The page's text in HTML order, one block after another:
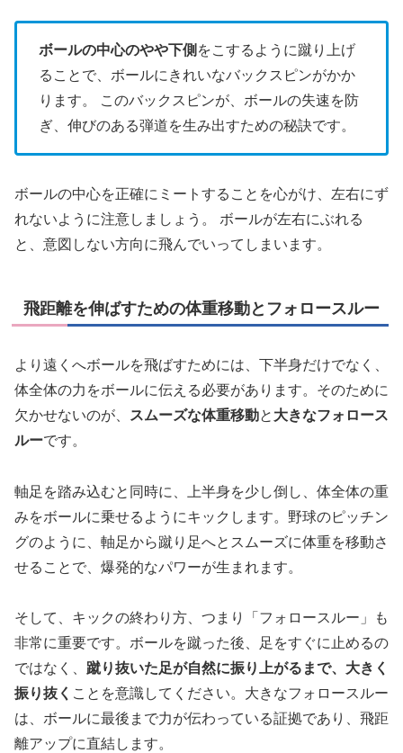
ボールの中心のやや下側 をこするように蹴り上げ
ることで、ボールにきれいなバックスピンがかか
ります。 このバックスピンが、ボールの失速を防
ぎ、伸びのある弾道を生み出すための秘訣です。
ボールの中心を正確にミートすることを心がけ、左右にず
れないように注意しましょう。 ボールが左右にぶれる
と、意図しない方向に飛んでいってしまいます。
飛距離を伸ばすための体重移動とフォロースルー
より遠くへボールを飛ばすためには、下半身だけでなく、
体全体の力をボールに伝える必要があります。そのために
欠かせないのが、
スムーズな体重移動と 大きなフォロース
ルーです。
軸足を踏み込むと同時に、上半身を少し倒し、体全体の重
みをボールに乗せるようにキックします。野球のピッチン
グのように、軸足から蹴り足へとスムーズに体重を移動さ
せることで、爆発的なパワーが生まれます。
そして、キックの終わり方、つまり「フォロースルー」も
非常に重要です。ボールを蹴った後、足をすぐに止めるの
ではなく、 蹴り抜いた足が自然に振り上がるまで、大きく
振り抜く ことを意識してください。大きなフォロースルー
は、ボールに最後まで力が伝わっている証拠であり、飛距
離アップに直結します。